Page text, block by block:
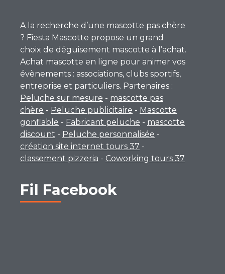
A la recherche d’une mascotte pas chère
? Fiesta Mascotte propose un grand
choix de déguisement mascotte à l’achat.
Achat mascotte en ligne pour animer vos
évènements : associations, clubs sportifs,
entreprise et particuliers. Partenaires :
Peluche sur mesure - mascotte pas
chère - Peluche publicitaire - Mascotte
gonflable - Fabricant peluche - mascotte
discount - Peluche personnalisée -
création site internet tours 37 -
classement pizzeria - Coworking tours 37
Fil Facebook